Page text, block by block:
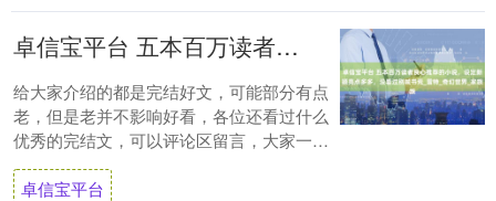
卓信宝平台 五本百万读者良心推荐的小说，设定新颖亮点多多，没看过别喊书荒_雷特_奇幻世界_家族
给大家介绍的都是完结好文，可能部分有点
老，但是老并不影响好看，各位还看过什么
优秀的完结文，可以评论区留言，大家一起
欣赏，谢谢！ 第一本《奇幻家族模拟器》
作者：....
卓信宝平台